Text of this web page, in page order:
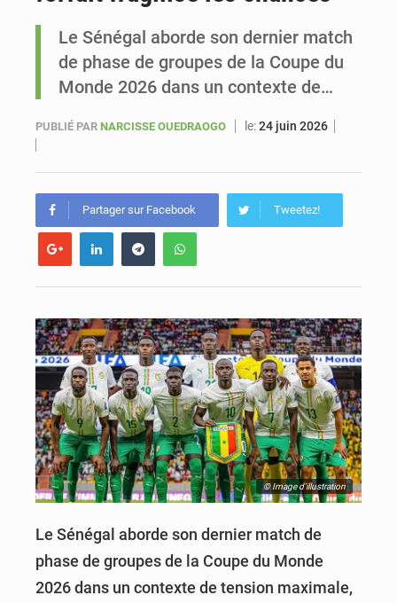
Le vice-président de la Banque mondiale, Ousmane Diagana, est en visite au Sénégal
Le Sénégal aborde son dernier match
de phase de groupes de la Coupe du
Monde 2026 dans un contexte de…
PUBLIÉ PAR NARCISSE OUEDRAOGO le:24 juin 2026
Partager sur Facebook Tweetez!
© Image d'illustration
Le Sénégal aborde son dernier match de
phase de groupes de la Coupe du Monde
2026 dans un contexte de tension maximale,